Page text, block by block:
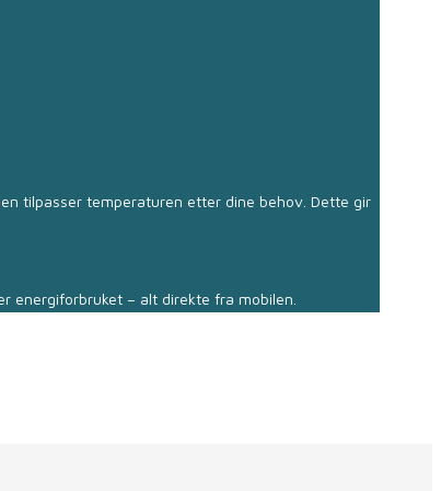
tilpasser temperaturen etter dine behov. Dette gir
energiforbruket – alt direkte fra mobilen.